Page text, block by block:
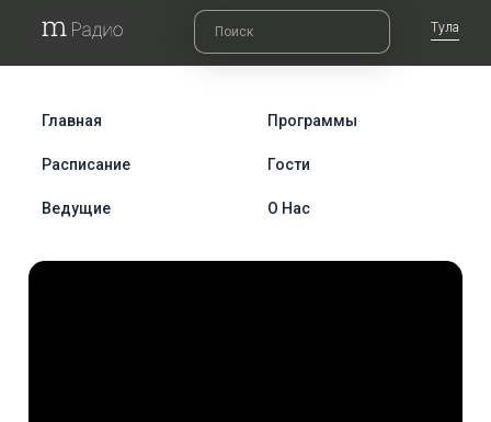
Тула
Главная Программы
Расписание Гости
Ведущие О Нас